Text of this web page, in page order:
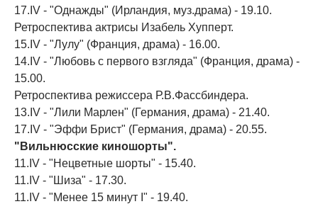
17.IV - "Однажды" (Ирландия, муз.драма) - 19.10.
Ретроспектива актрисы Изабель Хупперт.
15.IV - "Лулу" (Франция, драма) - 16.00.
14.IV - "Любовь с первого взгляда" (Франция, драма) -
15.00.
Ретроспектива режиссера Р.В.Фассбиндера.
13.IV - "Лили Марлен" (Германия, драма) - 21.40.
17.IV - "Эффи Брист" (Германия, драма) - 20.55.
"Вильнюсские киношорты".
11.IV - "Нецветные шорты" - 15.40.
11.IV - "Шиза" - 17.30.
11.IV - "Менее 15 минут I" - 19.40.